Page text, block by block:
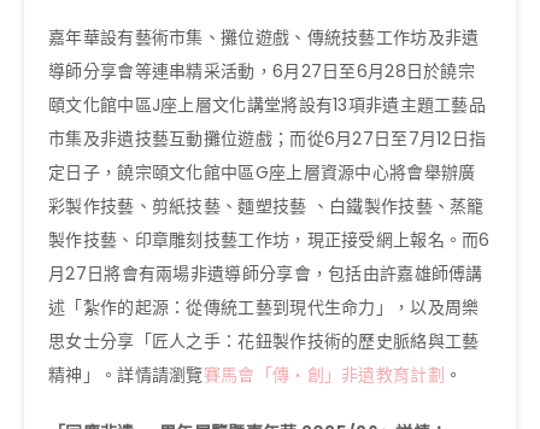
嘉年華設有藝術市集、攤位遊戲、傳統技藝工作坊及非遺
導師分享會等連串精采活動，6月27日至6月28日於饒宗
頤文化館中區J座上層文化講堂將設有13項非遺主題工藝品
市集及非遺技藝互動攤位遊戲；而從6月27日至7月12日指
定日子，饒宗頤文化館中區G座上層資源中心將會舉辦廣
彩製作技藝、剪紙技藝、麵塑技藝 、白鐵製作技藝、蒸籠
製作技藝、印章雕刻技藝工作坊，現正接受網上報名。而6
月27日將會有兩場非遺導師分享會，包括由許嘉雄師傅講
述「紮作的起源：從傳統工藝到現代生命力」，以及周樂
思女士分享「匠人之手：花鈕製作技術的歷史脈絡與工藝
精神」。詳情請瀏覽賽馬會「傳‧創」非遺教育計劃 。